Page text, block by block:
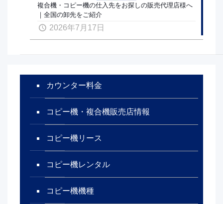
複合機・コピー機の仕入先をお探しの販売代理店様へ
｜全国の卸先をご紹介
2026年7月17日
カウンター料金
コピー機・複合機販売店情報
コピー機リース
コピー機レンタル
コピー機機種